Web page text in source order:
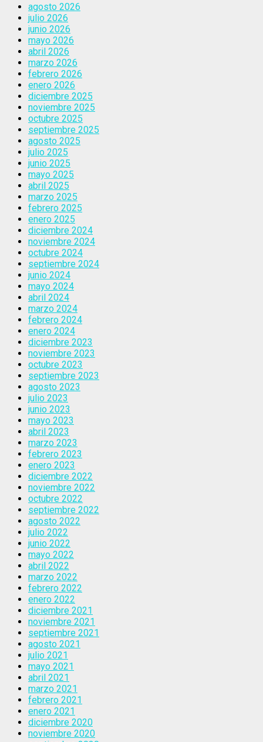
agosto 2026
julio 2026
junio 2026
mayo 2026
abril 2026
marzo 2026
febrero 2026
enero 2026
diciembre 2025
noviembre 2025
octubre 2025
septiembre 2025
agosto 2025
julio 2025
junio 2025
mayo 2025
abril 2025
marzo 2025
febrero 2025
enero 2025
diciembre 2024
noviembre 2024
octubre 2024
septiembre 2024
junio 2024
mayo 2024
abril 2024
marzo 2024
febrero 2024
enero 2024
diciembre 2023
noviembre 2023
octubre 2023
septiembre 2023
agosto 2023
julio 2023
junio 2023
mayo 2023
abril 2023
marzo 2023
febrero 2023
enero 2023
diciembre 2022
noviembre 2022
octubre 2022
septiembre 2022
agosto 2022
julio 2022
junio 2022
mayo 2022
abril 2022
marzo 2022
febrero 2022
enero 2022
diciembre 2021
noviembre 2021
septiembre 2021
agosto 2021
julio 2021
mayo 2021
abril 2021
marzo 2021
febrero 2021
enero 2021
diciembre 2020
noviembre 2020